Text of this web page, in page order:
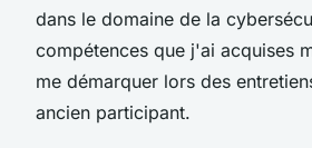
dans le domaine de la
compétences que j'ai acquises
me démarquer lors des
ancien participant.